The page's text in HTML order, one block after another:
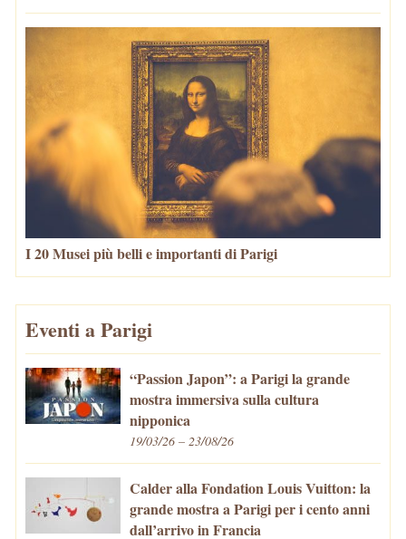
I 20 Musei più belli e importanti di Parigi
Eventi a Parigi
“Passion Japon”: a Parigi la grande
mostra immersiva sulla cultura
nipponica
19/03/26 – 23/08/26
Calder alla Fondation Louis Vuitton: la
grande mostra a Parigi per i cento anni
dall’arrivo in Francia